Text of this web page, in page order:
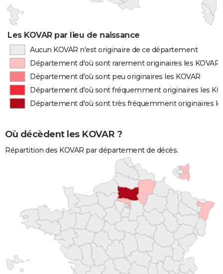
Les KOVAR par lieu de naissance
Aucun KOVAR n'est originaire de ce département
Département d'où sont rarement originaires les KOVAR
Département d'où sont peu originaires les KOVAR
Département d'où sont fréquemment originaires les
Département d'où sont très fréquemment originaires
Où décèdent les KOVAR ?
Répartition des KOVAR par département de décès.